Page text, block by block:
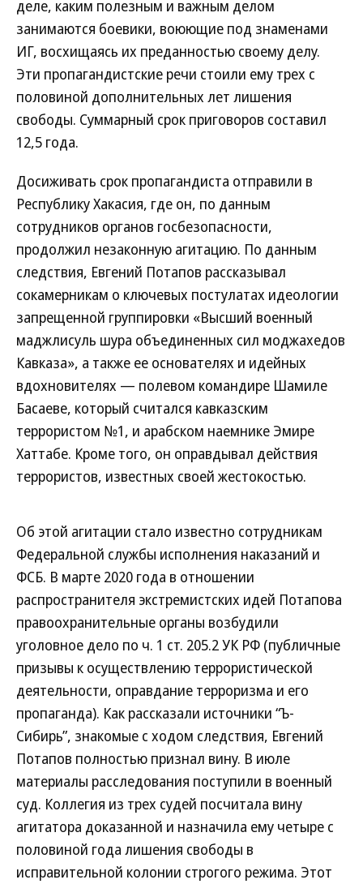
деле, каким полезным и важным делом
занимаются боевики, воюющие под знаменами
ИГ, восхищаясь их преданностью своему делу.
Эти пропагандистские речи стоили ему трех с
половиной дополнительных лет лишения
свободы. Суммарный срок приговоров составил
12,5 года.
Досиживать срок пропагандиста отправили в
Республику Хакасия, где он, по данным
сотрудников органов госбезопасности,
продолжил незаконную агитацию. По данным
следствия, Евгений Потапов рассказывал
сокамерникам о ключевых постулатах идеологии
запрещенной группировки «Высший военный
маджлисуль шура объединенных сил моджахедов
Кавказа», а также ее основателях и идейных
вдохновителях — полевом командире Шамиле
Басаеве, который считался кавказским
террористом №1, и арабском наемнике Эмире
Хаттабе. Кроме того, он оправдывал действия
террористов, известных своей жестокостью.
Об этой агитации стало известно сотрудникам
Федеральной службы исполнения наказаний и
ФСБ. В марте 2020 года в отношении
распространителя экстремистских идей Потапова
правоохранительные органы возбудили
уголовное дело по ч. 1 ст. 205.2 УК РФ (публичные
призывы к осуществлению террористической
деятельности, оправдание терроризма и его
пропаганда). Как рассказали источники “Ъ-
Сибирь”, знакомые с ходом следствия, Евгений
Потапов полностью признал вину. В июле
материалы расследования поступили в военный
суд. Коллегия из трех судей посчитала вину
агитатора доказанной и назначила ему четыре с
половиной года лишения свободы в
исправительной колонии строгого режима. Этот